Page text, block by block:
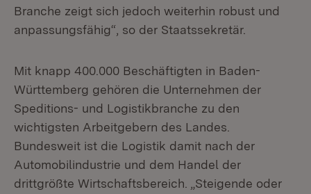
Branche zeigt sich jedoch weiterhin robust und
anpassungsfähig“, so der Staatssekretär.
Mit knapp 400.000 Beschäftigten in Baden-
Württemberg gehören die Unternehmen der
Speditions- und Logistikbranche zu den
wichtigsten Arbeitgebern des Landes.
Bundesweit ist die Logistik damit nach der
Automobilindustrie und dem Handel der
drittgrößte Wirtschaftsbereich. „Steigende oder